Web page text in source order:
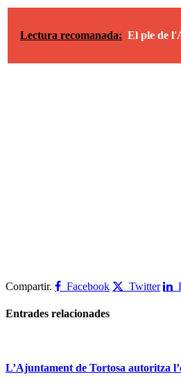
Lectura recomanada: El ple de
Compartir. Facebook Twitter
Entrades relacionades
L’Ajuntament de Tortosa autoritza